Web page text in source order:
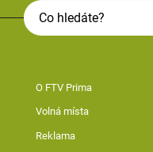
O FTV Prima
Volná místa
Reklama